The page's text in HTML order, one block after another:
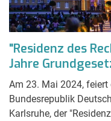
"Residenz des
Jahre
Am 23. Mai 2024,
Bundesrepublik
Karlsruhe, der